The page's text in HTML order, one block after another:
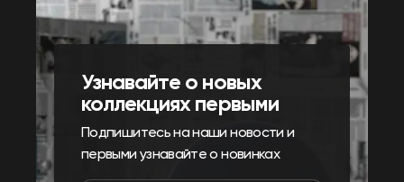
Узнавайте о новых
коллекциях первыми
Подпишитесь на наши новости и
первыми узнавайте о новинках